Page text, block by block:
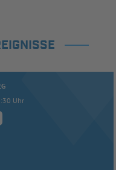
Uhr